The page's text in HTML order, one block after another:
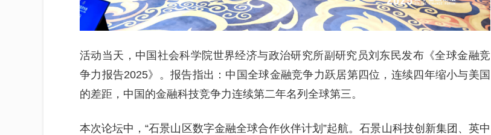
活动当天，中国社会科学院世界经济与政治研究所副研究员刘东民发布《全球金融竞
争力报告2025》。报告指出：中国全球金融竞争力跃居第四位，连续四年缩小与美国
的差距，中国的金融科技竞争力连续第二年名列全球第三。
本次论坛中，“石景山区数字金融全球合作伙伴计划”起航。石景山科技创新集团、英中